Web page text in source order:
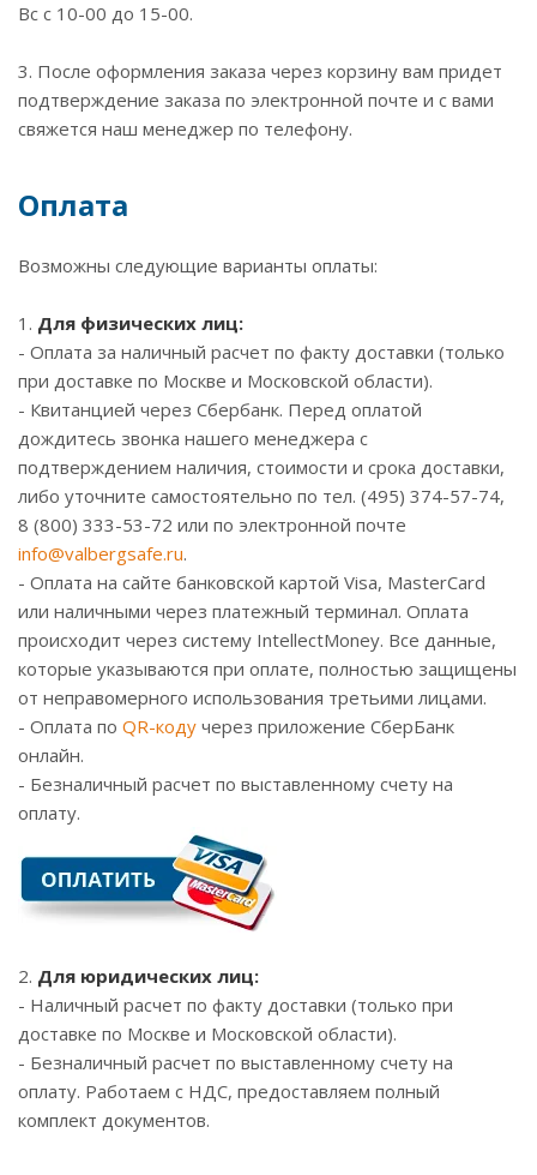
Вс с 10-00 до 15-00.
3. После оформления заказа через корзину вам придет
подтверждение заказа по электронной почте и с вами
свяжется наш менеджер по телефону.
Оплата
Возможны следующие варианты оплаты:
1. Для физических лиц:
- Оплата за наличный расчет по факту доставки (только
при доставке по Москве и Московской области).
- Квитанцией через Сбербанк. Перед оплатой
дождитесь звонка нашего менеджера с
подтверждением наличия, стоимости и срока доставки,
либо уточните самостоятельно по тел. (495) 374-57-74,
8 (800) 333-53-72 или по электронной почте
info@valbergsafe.ru.
- Оплата на сайте банковской картой Visa, MasterCard
или наличными через платежный терминал. Оплата
происходит через систему IntellectMoney. Все данные,
которые указываются при оплате, полностью защищены
от неправомерного использования третьими лицами.
- Оплата по QR-коду через приложение СберБанк
онлайн.
- Безналичный расчет по выставленному счету на
оплату.
2. Для юридических лиц:
- Наличный расчет по факту доставки (только при
доставке по Москве и Московской области).
- Безналичный расчет по выставленному счету на
оплату. Работаем с НДС, предоставляем полный
комплект документов.